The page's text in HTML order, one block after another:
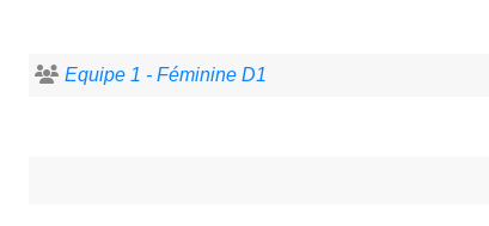
Equipe 1 - Féminine D1